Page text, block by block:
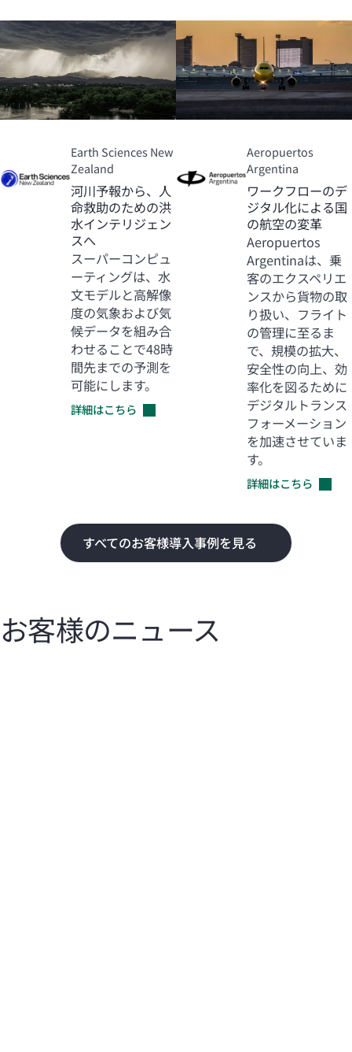
Earth Sciences New
Zealand
河川予報から、人
命救助のための洪
水インテリジェン
スへ
スーパーコンピュ
ーティングは、水
文モデルと高解像
度の気象および気
候データを組み合
わせることで48時
間先までの予測を
可能にします。
詳細はこちら
Aeropuertos
Argentina
ワークフローのデ
ジタル化による国
の航空の変革
Aeropuertos
Argentinaは、乗
客のエクスペリエ
ンスから貨物の取
り扱い、フライト
の管理に至るま
で、規模の拡大、
安全性の向上、効
率化を図るために
デジタルトランス
フォーメーション
を加速させていま
す。
詳細はこちら
すべてのお客様導入事例を見る
お客様のニュース